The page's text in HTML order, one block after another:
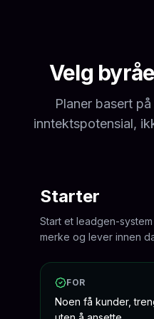
Velg
Planer basert
inntektspotensial,
Starter
Start et leadgen-
merke og lever innen
FOR
Noen få kunder,